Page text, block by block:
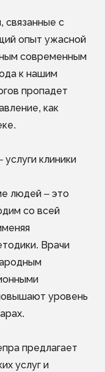
с
опыт ужасной
современным
к нашим
пропадет
как
клиники
людей – это
со всей
Врачи
уровень
предлагает
услуг и